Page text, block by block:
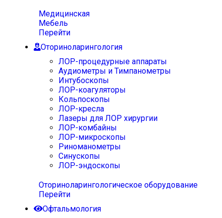
Медицинская
Мебель
Перейти
Оториноларингология
ЛОР-процедурные аппараты
Аудиометры и Тимпанометры
Интубоскопы
ЛОР-коагуляторы
Кольпоскопы
ЛОР-кресла
Лазеры для ЛОР хирургии
ЛОР-комбайны
ЛОР-микроскопы
Риноманометры
Синускопы
ЛОР-эндоскопы
Оториноларингологическое оборудование
Перейти
Офтальмология